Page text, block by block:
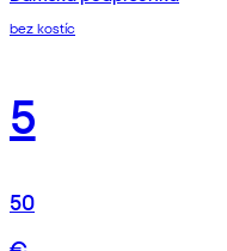
bez kostíc
5
50